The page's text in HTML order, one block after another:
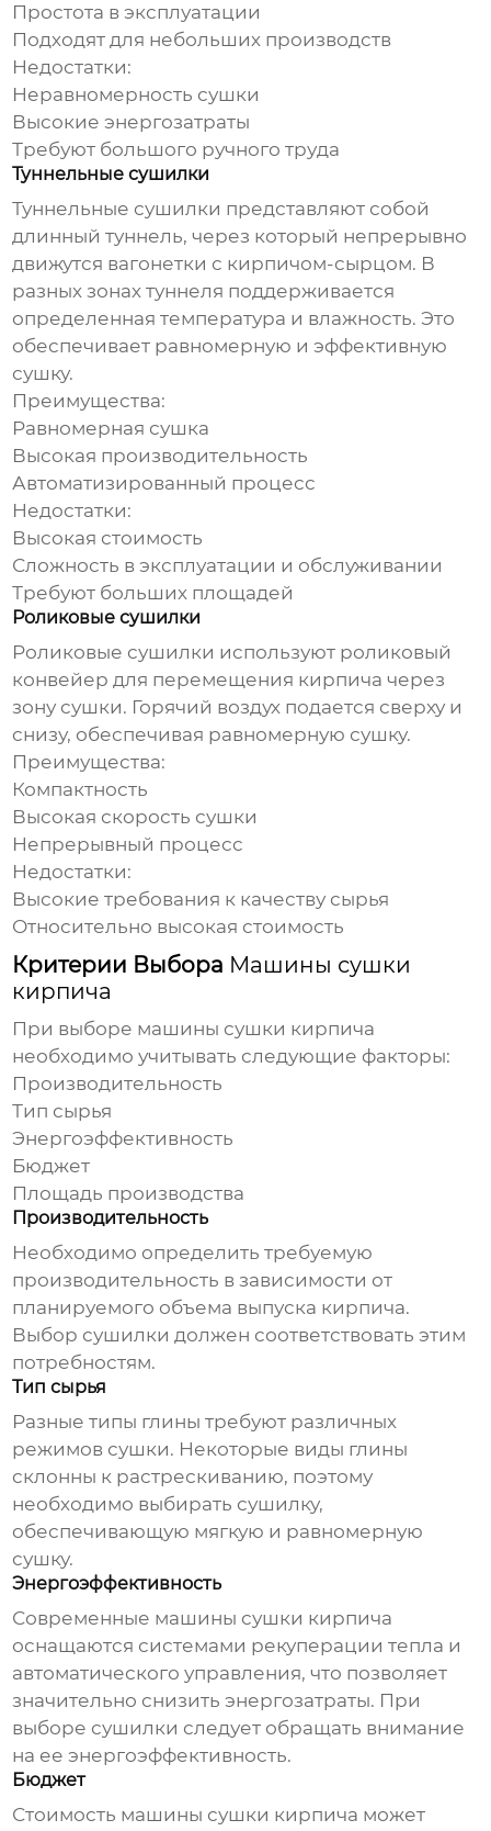
Простота в эксплуатации
Подходят для небольших производств
Недостатки:
Неравномерность сушки
Высокие энергозатраты
Требуют большого ручного труда
Туннельные сушилки
Туннельные сушилки представляют собой
длинный туннель, через который непрерывно
движутся вагонетки с кирпичом-сырцом. В
разных зонах туннеля поддерживается
определенная температура и влажность. Это
обеспечивает равномерную и эффективную
сушку.
Преимущества:
Равномерная сушка
Высокая производительность
Автоматизированный процесс
Недостатки:
Высокая стоимость
Сложность в эксплуатации и обслуживании
Требуют больших площадей
Роликовые сушилки
Роликовые сушилки используют роликовый
конвейер для перемещения кирпича через
зону сушки. Горячий воздух подается сверху и
снизу, обеспечивая равномерную сушку.
Преимущества:
Компактность
Высокая скорость сушки
Непрерывный процесс
Недостатки:
Высокие требования к качеству сырья
Относительно высокая стоимость
Критерии Выбора Машины сушки
кирпича
При выборе машины сушки кирпича
необходимо учитывать следующие факторы:
Производительность
Тип сырья
Энергоэффективность
Бюджет
Площадь производства
Производительность
Необходимо определить требуемую
производительность в зависимости от
планируемого объема выпуска кирпича.
Выбор сушилки должен соответствовать этим
потребностям.
Тип сырья
Разные типы глины требуют различных
режимов сушки. Некоторые виды глины
склонны к растрескиванию, поэтому
необходимо выбирать сушилку,
обеспечивающую мягкую и равномерную
сушку.
Энергоэффективность
Современные машины сушки кирпича
оснащаются системами рекуперации тепла и
автоматического управления, что позволяет
значительно снизить энергозатраты. При
выборе сушилки следует обращать внимание
на ее энергоэффективность.
Бюджет
Стоимость машины сушки кирпича может